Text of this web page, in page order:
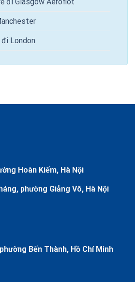
đi Glasgow Aeroflot
đi London
Hoàn Kiếm, Hà Nội
phường Giảng Võ, Hà Nội
Bến Thành, Hồ Chí Minh